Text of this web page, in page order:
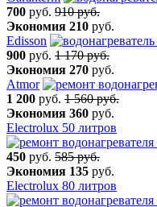
700 руб. 910 руб.
Экономия 210 руб.
Edisson
900 руб. 1 170 руб.
Экономия 270 руб.
Atmor
1 200 руб. 1 560 руб.
Экономия 360 руб.
Electrolux 50 литров
450 руб. 585 руб.
Экономия 135 руб.
Electrolux 80 литров